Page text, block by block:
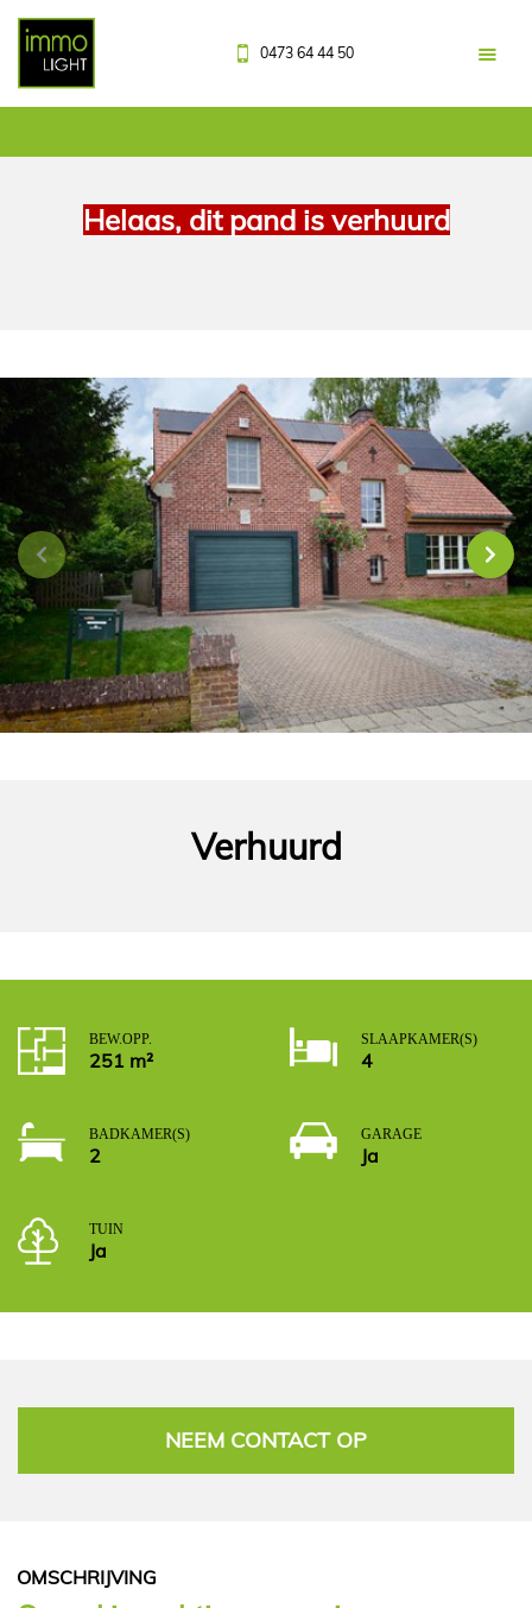
0473 64 44 50
Helaas, dit pand is verhuurd
Verhuurd
BEW. OPP.
251 m²
SLAAPKAMER(S)
4
BADKAMER(S)
2
GARAGE
Ja
TUIN
Ja
NEEM CONTACT OP
OMSCHRIJVING